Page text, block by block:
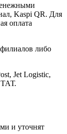
Kaspi QR. Для
оплата
либо
Jet Logistic,
и уточнят